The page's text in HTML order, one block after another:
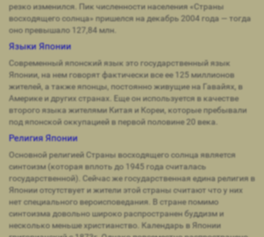
резко изменился. Пик численности населения «Страны
восходящего солнца» пришелся на декабрь 2004 года — тогда
оно превышало 127,84 млн.
Языки Японии
Современный японский язык это государственный язык
Японии, на нем говорят фактически все ее 125 миллионов
жителей, а также японцы, постоянно живущие на Гавайях, в
Америке и других странах. Еще он используется в качестве
второго языка жителями Китая и Кореи, которые пребывали
под японской оккупацией в первой половине 20 века.
Религия Японии
Основной религией Страны восходящего солнца является
синтоизм (которая вплоть до 1945 года считалась
государственной). Сейчас же государственная едина религия в
Японии отсутствует и жители этой страны считают что у них
нет специального вероисповедания. В стране помимо
синтоизма довольно широко распространен буддизм и
несколько меньше христианство. Календарь в Японии